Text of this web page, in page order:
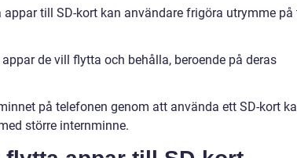
till SD-kort kan användare frigöra utrymme på
de vill flytta och behålla, beroende på deras
på telefonen genom att använda ett SD-kort
större internminne.